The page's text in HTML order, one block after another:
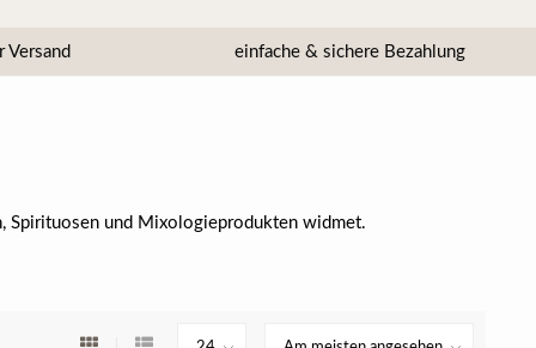
einfache & sichere Bezahlung
Spirituosen und Mixologieprodukten widmet.